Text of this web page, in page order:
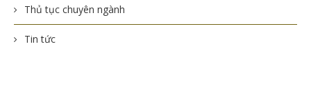
Thủ tục chuyên ngành
Tin tức